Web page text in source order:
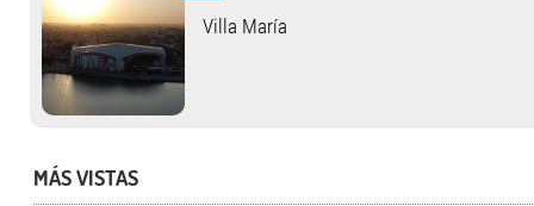
Villa María
MÁS VISTAS